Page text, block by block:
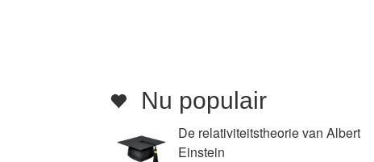
Nu populair
De relativiteitstheorie van Albert
Einstein